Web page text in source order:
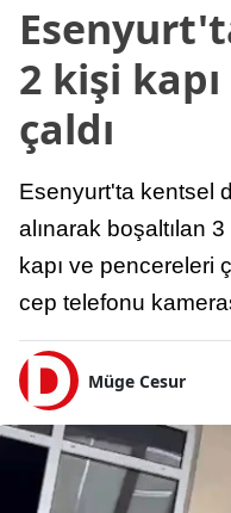
2 kişi
çaldı
Esenyurt'ta kentsel
alınarak boşaltılan
kapı ve pencereleri
cep telefonu
Müge Cesur